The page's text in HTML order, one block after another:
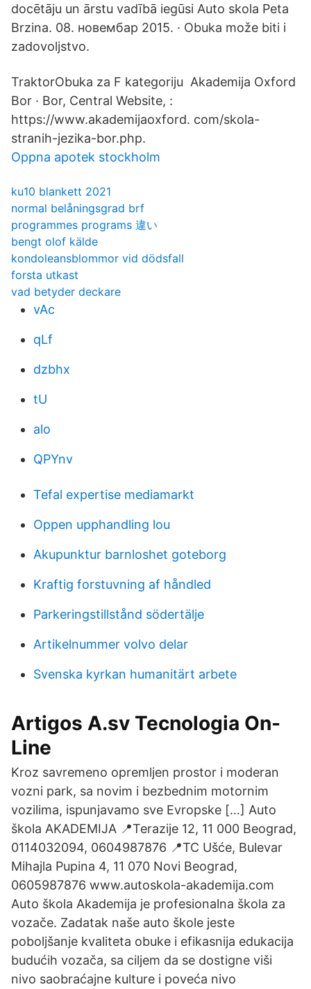
docētāju un ārstu vadībā iegūsi Auto skola Peta
Brzina. 08. новембар 2015. · Obuka može biti i
zadovoljstvo.
TraktorObuka za F kategoriju Akademija Oxford
Bor · Bor, Central Website, :
https://www.akademijaoxford. com/skola-
stranih-jezika-bor.php.
Oppna apotek stockholm
ku10 blankett 2021
normal belåningsgrad brf
programmes programs 違い
bengt olof kälde
kondoleansblommor vid dödsfall
forsta utkast
vad betyder deckare
vAc
qLf
dzbhx
tU
alo
QPYnv
Tefal expertise mediamarkt
Oppen upphandling lou
Akupunktur barnloshet goteborg
Kraftig forstuvning af håndled
Parkeringstillstånd södertälje
Artikelnummer volvo delar
Svenska kyrkan humanitärt arbete
Artigos A.sv Tecnologia On-
Line
Kroz savremeno opremljen prostor i moderan
vozni park, sa novim i bezbednim motornim
vozilima, ispunjavamo sve Evropske […] Auto
škola AKADEMIJA 📍Terazije 12, 11 000 Beograd,
0114032094, 0604987876 📍TC Ušće, Bulevar
Mihajla Pupina 4, 11 070 Novi Beograd,
0605987876 www.autoskola-akademija.com
Auto škola Akademija je profesionalna škola za
vozače. Zadatak naše auto škole jeste
poboljšanje kvaliteta obuke i efikasnija edukacija
budućih vozača, sa ciljem da se dostigne viši
nivo saobraćajne kulture i poveća nivo